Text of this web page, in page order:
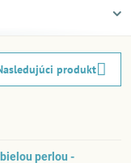
produkt
perlou -